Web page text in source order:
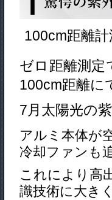
100cm距離
ゼロ距離測定
100cm距離に
7月太陽光の
アルミ本体が
冷却ファンも
これにより高
識技術に大き